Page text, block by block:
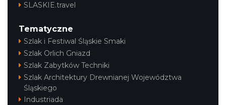
SLASKIE.travel
Tematyczne
Szlak i Festiwal Śląskie Smaki
Szlak Orlich Gniazd
Szlak Zabytków Techniki
Szlak Architektury Drewnianej Województwa
Śląskiego
Industriada